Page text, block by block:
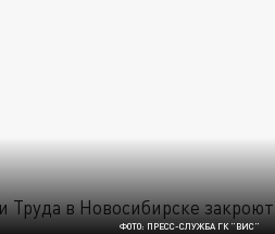
ФОТО: ПРЕСС-СЛУЖБА ГК "ВИС"